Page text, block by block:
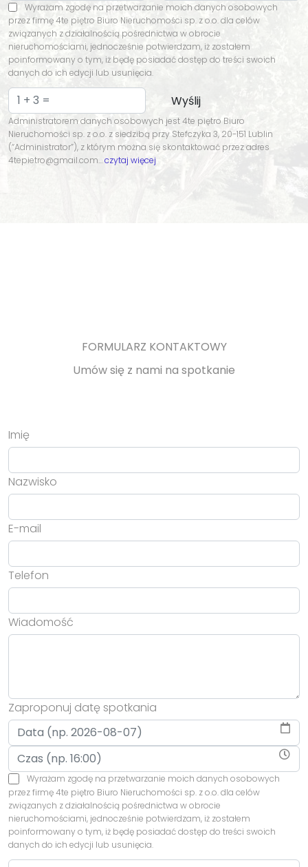
Wyrażam zgodę na przetwarzanie moich danych osobowych
przez firmę 4te piętro Biuro Nieruchomości sp. z o.o. dla celów
związanych z działalnością pośrednictwa w obrocie
nieruchomościami, jednocześnie potwierdzam, iż zostałem
poinformowany o tym, iż będę posiadać dostęp do treści swoich
danych do ich edycji lub usunięcia.
Administratorem danych osobowych jest 4te piętro Biuro
Nieruchomości sp. z o.o. z siedzibą przy Stefczyka 3, 20-151 Lublin
(“Administrator”), z którym można się skontaktować przez adres
4tepietro@gmail.com…czytaj więcej
FORMULARZ KONTAKTOWY
Umów się z nami na spotkanie
Imię
Nazwisko
E-mail
Telefon
Wiadomość
Zaproponuj datę spotkania
Wyrażam zgodę na przetwarzanie moich danych osobowych
przez firmę 4te piętro Biuro Nieruchomości sp. z o.o. dla celów
związanych z działalnością pośrednictwa w obrocie
nieruchomościami, jednocześnie potwierdzam, iż zostałem
poinformowany o tym, iż będę posiadać dostęp do treści swoich
danych do ich edycji lub usunięcia.